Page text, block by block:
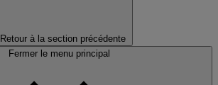
Retour à la section précédente
Fermer le menu principal